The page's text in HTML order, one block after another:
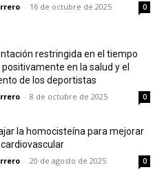
- 16 de octubre de 2025 0
restringida en el tiempo
en la salud y el
de los deportistas
- 8 de octubre de 2025 0
la homocisteína para mejorar
- 20 de agosto de 2025 0